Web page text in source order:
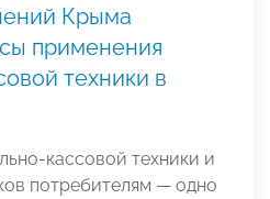
Крыма
применения
техники в
кассовой техники и
потребителям — одно